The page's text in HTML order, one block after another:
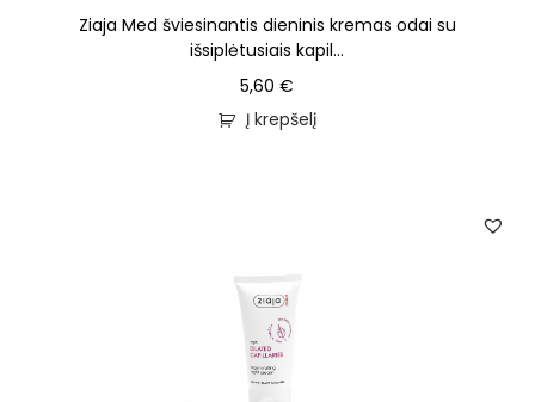
Ziaja Med šviesinantis dieninis kremas odai su
išsiplėtusiais kapil...
5,60€
Į krepšelį